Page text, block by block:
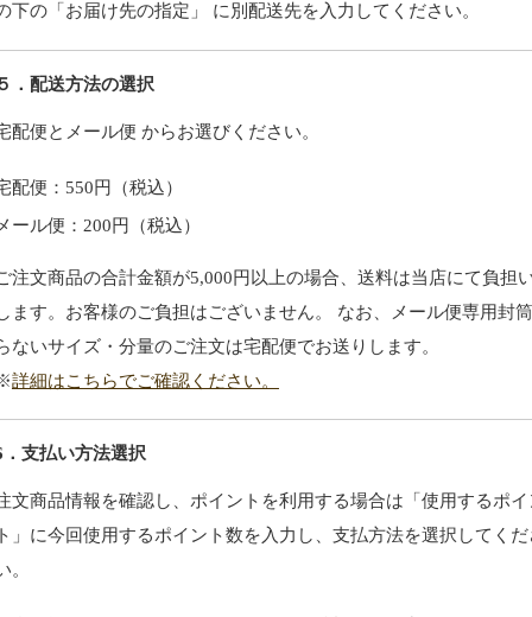
下の「お届け先の指定」 に別配送先を入力してください。
．配送方法の選択
配便とメール便 からお選びください。
配便：550円（税込）
ール便：200円（税込）
注文商品の合計金額が5,000円以上の場合、送料は当店にて負担
ます。お客様のご負担はございません。 なお、メール便専用封
ないサイズ・分量のご注文は宅配便でお送りします。
詳細はこちらでご確認ください。
．支払い方法選択
文商品情報を確認し、ポイントを利用する場合は「使用するポイ
」に今回使用するポイント数を入力し、支払方法を選択してくだ
。